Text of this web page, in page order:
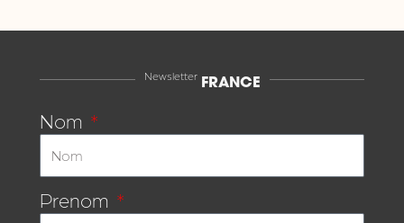
Newsletter
FRANCE
Nom
Prenom